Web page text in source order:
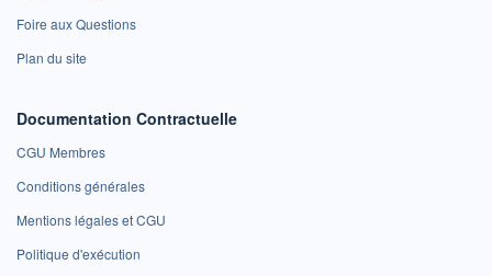
Foire aux Questions
Plan du site
Documentation Contractuelle
CGU Membres
Conditions générales
Mentions légales et CGU
Politique d'exécution